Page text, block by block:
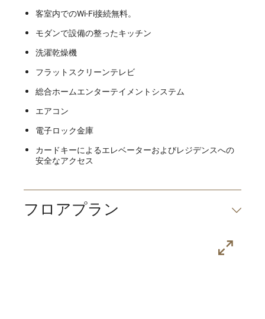
客室内でのWi-Fi接続無料。
モダンで設備の整ったキッチン
洗濯乾燥機
フラットスクリーンテレビ
総合ホームエンターテイメントシステム
エアコン
電子ロック金庫
カードキーによるエレベーターおよびレジデンスへの
安全なアクセス
フロアプラン